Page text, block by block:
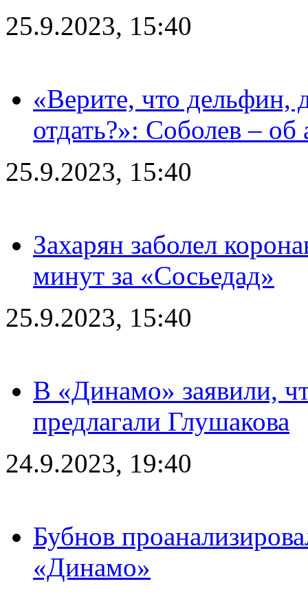
25.9.2023, 15:40
«Верите, что дельфин,
отдать?»: Соболев – об
25.9.2023, 15:40
Захарян заболел
минут за «Сосьедад»
25.9.2023, 15:40
В «Динамо» заявили,
предлагали Глушакова
24.9.2023, 19:40
Бубнов
«Динамо»